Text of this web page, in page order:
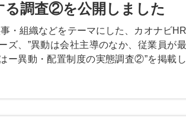
る調査②を公開しました
・組織などをテーマにした、カオナビ
ズ、”異動は会社主導のなか、従業員が
ー異動・配置制度の実態調査②”を掲載し